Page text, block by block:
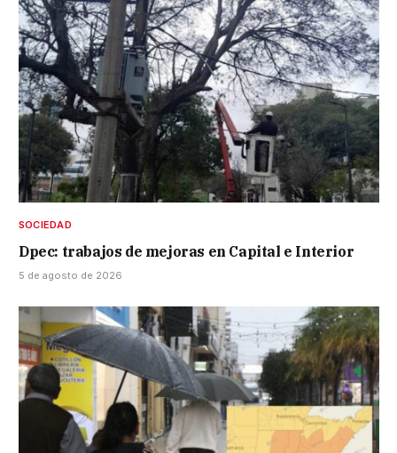
SOCIEDAD
Dpec: trabajos de mejoras en Capital e Interior
5 de agosto de 2026